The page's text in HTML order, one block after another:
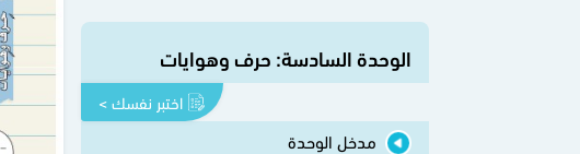
الوحدة السادسة: حرف وهوايات
اختبر نفسك >
مدخل الوحدة